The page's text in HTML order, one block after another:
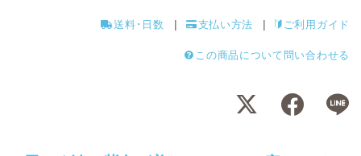
送料･日数 支払い方法 ご利用ガイド
この商品について問い合わせる